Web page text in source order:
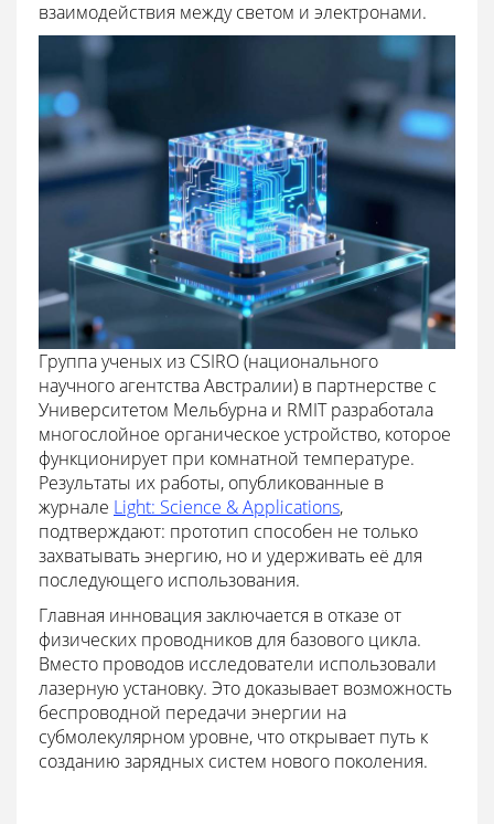
взаимодействия между светом и электронами.
Группа ученых из CSIRO (национального
научного агентства Австралии) в партнерстве с
Университетом Мельбурна и RMIT разработала
многослойное органическое устройство, которое
функционирует при комнатной температуре.
Результаты их работы, опубликованные в
журнале Light: Science & Applications,
подтверждают: прототип способен не только
захватывать энергию, но и удерживать её для
последующего использования.
Главная инновация заключается в отказе от
физических проводников для базового цикла.
Вместо проводов исследователи использовали
лазерную установку. Это доказывает возможность
беспроводной передачи энергии на
субмолекулярном уровне, что открывает путь к
созданию зарядных систем нового поколения.